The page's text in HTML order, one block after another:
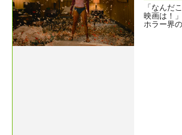
「なんだ
映画は！
ホラー界